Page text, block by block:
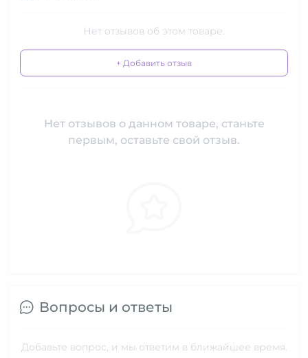
Нет отзывов об этом товаре.
+ Добавить отзыв
Нет отзывов о данном товаре, станьте
первым, оставьте свой отзыв.
Вопросы и ответы
Добавьте вопрос, и мы ответим в ближайшее время.